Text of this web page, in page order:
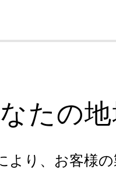
たの
より、お客様